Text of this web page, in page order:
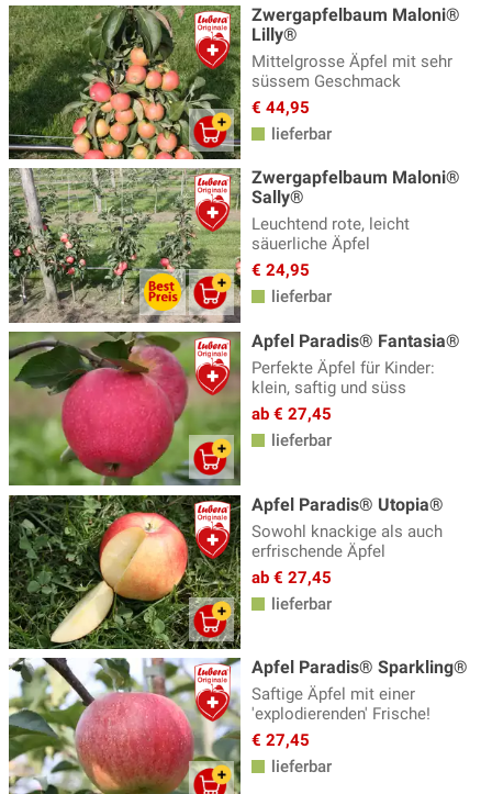
Zwergapfelbaum Maloni®
Lilly®
Mittelgrosse Äpfel mit sehr
süssem Geschmack
€ 44,95
lieferbar
Zwergapfelbaum Maloni®
Sally®
Leuchtend rote, leicht
säuerliche Äpfel
€ 24,95
lieferbar
Apfel Paradis® Fantasia®
Perfekte Äpfel für Kinder:
klein, saftig und süss
ab € 27,45
lieferbar
Apfel Paradis® Utopia®
Sowohl knackige als auch
erfrischende Äpfel
ab € 27,45
lieferbar
Apfel Paradis® Sparkling®
Saftige Äpfel mit einer
'explodierenden' Frische!
€ 27,45
lieferbar